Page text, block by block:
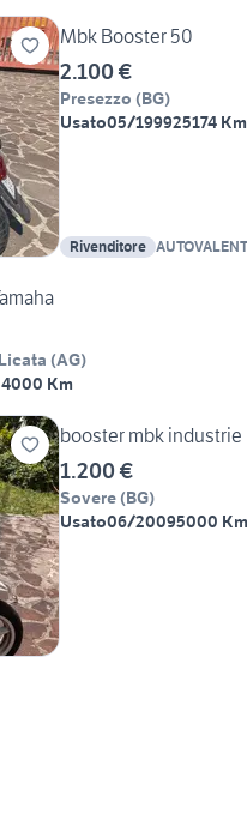
Mbk Booster 50
2.100 €
Presezzo (BG)
Usato05/199925174 Km
Rivenditore
(AG)
Km
booster mbk industrie
1.200 €
Sovere (BG)
Usato06/20095000 Km